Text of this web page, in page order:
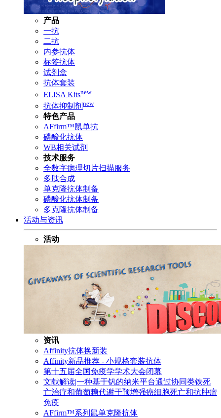
产品
一抗
二抗
内参抗体
标签抗体
试剂盒
抗体套装
ELISA Kitsnew
抗体抑制剂 new
特色产品
AFfirm™鼠单抗
磷酸化抗体
WB相关试剂
技术服务
全数字病理切片扫描服务
多肽合成
单克隆抗体制备
磷酸化抗体制备
多克隆抗体制备
活动与资讯
活动
资讯
Affinity抗体换新装
Affinity新品推荐 - 小规格套装抗体
第十五届全国免疫学学术大会闭幕
文献解读|一种基于钒的纳米平台通过协同类铁死
亡治疗和葡萄糖代谢干预增强癌细胞死亡和抗肿瘤
免疫
AFfirm™系列鼠单克隆抗体